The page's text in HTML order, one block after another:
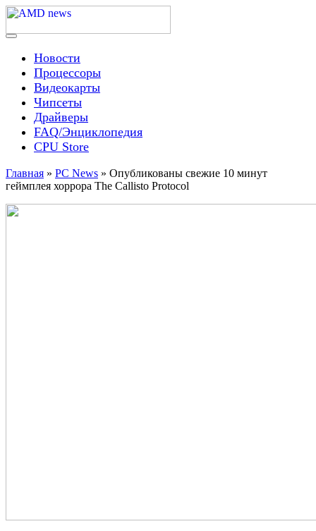
Skip
content
AMD news
Menu
Новости
Процессоры
Видеокарты
Чипсеты
Драйверы
FAQ/Энциклопедия
CPU Store
Главная » PC News » Опубликованы свежие 10 минут
геймплея хоррора The Callisto Protocol